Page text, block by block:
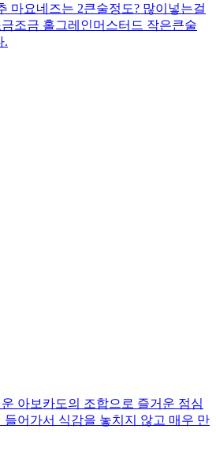
마요네즈는 2큰술정도? 많이넣는걸
조금 홀그레인머스터드 작은큰술
.
아보카도의 조합으로 즐거운 점심
어가서 식감을 놓치지 않고 매우 만